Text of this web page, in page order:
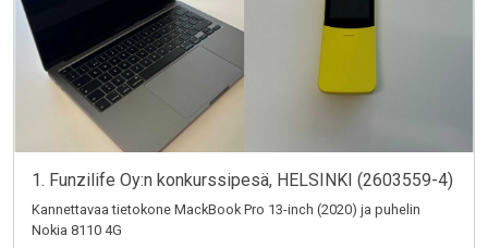
1. Funzilife Oy:n konkurssipesä, HELSINKI (2603559-4)
Kannettavaa tietokone MackBook Pro 13-inch (2020) ja puhelin
Nokia 8110 4G